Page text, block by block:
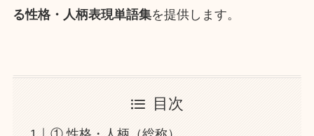
る性格・人柄表現単語集を提供します。
目次